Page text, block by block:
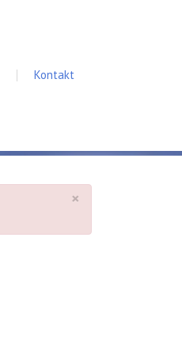
Kontakt
×